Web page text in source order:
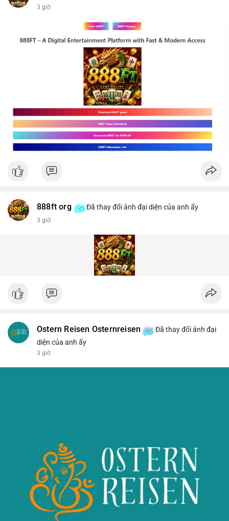
3 giờ
888ft org Đã thay đổi ảnh đại diện của anh ấy
3 giờ
Ostern Reisen Osternreisen
Đã thay đổi ảnh đại
diện của anh ấy
3 giờ